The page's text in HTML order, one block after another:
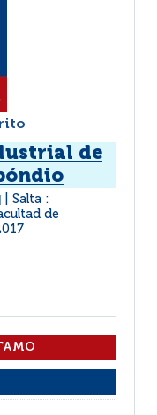
de
Salta :
de